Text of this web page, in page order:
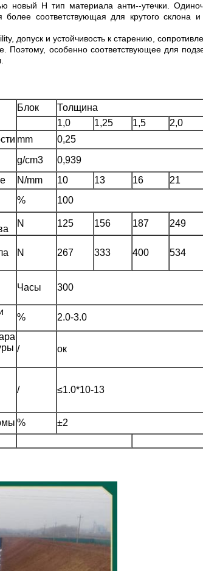
новый Н тип материала анти--утечки.
соответствующая для крутого склона и
допуск и устойчивость к старению,
особенно соответствующее для
Блок
Толщина
1,0
1,25 1,5 2,0
mm
0,25
g/cm3
0,939
N/mm 10 13 16 21
% 100
N 125 156 187 249
N 267 333 400 534
Часы 300
% 2.0-3.0
/ ок
/ ≤1.0*10-13
% ±2